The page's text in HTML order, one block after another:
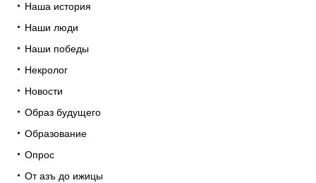
Наша история
Наши люди
Наши победы
Некролог
Новости
Образ будущего
Образование
Опрос
От азъ до ижицы